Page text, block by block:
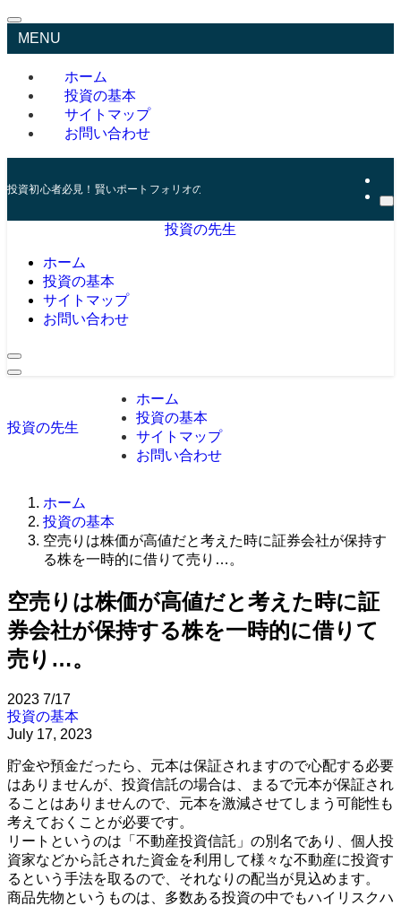
MENU
ホーム
投資の基本
サイトマップ
お問い合わせ
投資初心者必見！賢いポートフォリオの組み方とリスク管理の秘訣
投資の先生
ホーム
投資の基本
サイトマップ
お問い合わせ
投資の先生
ホーム
投資の基本
サイトマップ
お問い合わせ
ホーム
投資の基本
空売りは株価が高値だと考えた時に証券会社が保持す
る株を一時的に借りて売り…。
空売りは株価が高値だと考えた時に証
券会社が保持する株を一時的に借りて
売り…。
2023 7/17
投資の基本
July 17, 2023
貯金や預金だったら、元本は保証されますので心配する必要
はありませんが、投資信託の場合は、まるで元本が保証され
ることはありませんので、元本を激減させてしまう可能性も
考えておくことが必要です。
リートというのは「不動産投資信託」の別名であり、個人投
資家などから託された資金を利用して様々な不動産に投資す
るという手法を取るので、それなりの配当が見込めます。
商品先物というものは、多数ある投資の中でもハイリスクハ